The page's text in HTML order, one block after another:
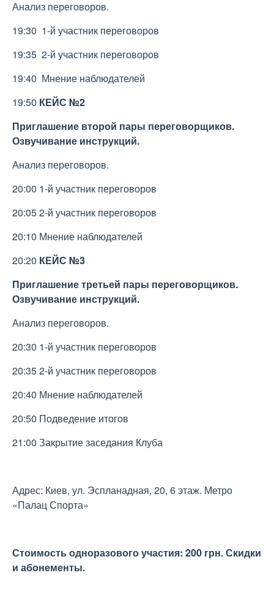
Анализ переговоров.
19:30 1-й участник переговоров
19:35 2-й участник переговоров
19:40 Мнение наблюдателей
19:50 КЕЙС №2
Приглашение второй пары переговорщиков.
Озвучивание инструкций.
Анализ переговоров.
20:00 1-й участник переговоров
20:05 2-й участник переговоров
20:10 Мнение наблюдателей
20:20 КЕЙС №3
Приглашение третьей пары переговорщиков.
Озвучивание инструкций.
Анализ переговоров.
20:30 1-й участник переговоров
20:35 2-й участник переговоров
20:40 Мнение наблюдателей
20:50 Подведение итогов
21:00 Закрытие заседания Клуба
Адрес: Киев, ул. Эспланадная, 20, 6 этаж. Метро
«Палац Спорта»
Стоимость одноразового участия: 200 грн. Скидки
и абонементы.